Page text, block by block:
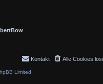
Alle Cookies
Kontakt
Limited